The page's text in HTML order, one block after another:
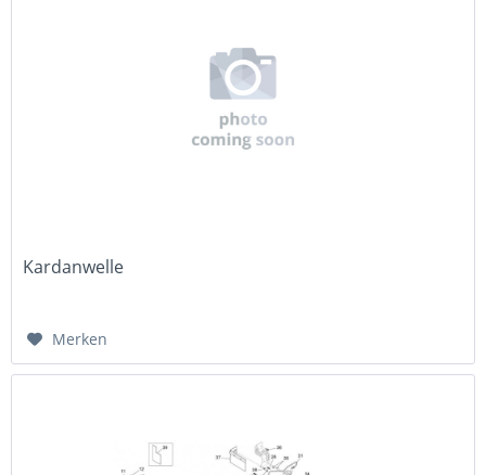
Kardanwelle
Merken